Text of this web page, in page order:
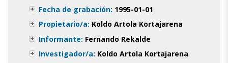
Fecha de grabación: 1995-01-01
Propietario/a: Koldo Artola Kortajarena
Informante: Fernando Rekalde
Investigador/a: Koldo Artola Kortajarena